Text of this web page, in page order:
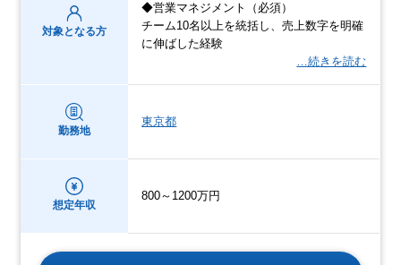
対象となる方
◆営業マネジメント（必須）
チーム10名以上を統括し、売上数字を明確
に伸ばした経験
…続きを読む
勤務地
東京都
想定年収
800～1200万円